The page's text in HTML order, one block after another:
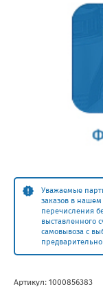
Уважаемые
заказов в
перечисления
выставленного
самовывоза с
Артикул: 1000856383